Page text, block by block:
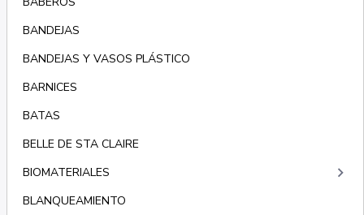
BANDEJAS
BANDEJAS Y VASOS PLÁSTICO
BARNICES
BATAS
BELLE DE STA CLAIRE
BIOMATERIALES
keyboard_arrow_right
BLANQUEAMIENTO